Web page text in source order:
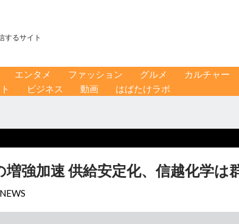
するサイト
エンタメ ファッション グルメ カルチャー
ビジネス 動画 はばたけラボ
強加速 供給安定化、信越化学は